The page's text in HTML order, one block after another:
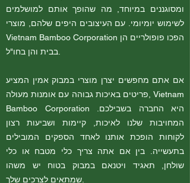
ומסוגננים במיוחד, מה שהופך אותם למושלמים
לשימוש יומיומי. עם העיצובים היפים שלהם, מוצרי
Vietnam Bamboo Corporation הפכו פופולריים הן
אם אתם מחפשים יצרן מוצרי במבוק אמין המציע
פריטים באיכות גבוהה עם אומנות מעולה, Vietnam
Bamboo Corporation היא החברה בשבילכם.
המחויבות שלנו לאיכות, קיימות ושביעות רצון
לקוחות הופכת אותנו לאחד הספקים המובילים
בתעשייה. בין אם אתה צריך כלי מטבח או כלי
שולחן, תאגיד ויטנאם במבוק בטוח יש משהו